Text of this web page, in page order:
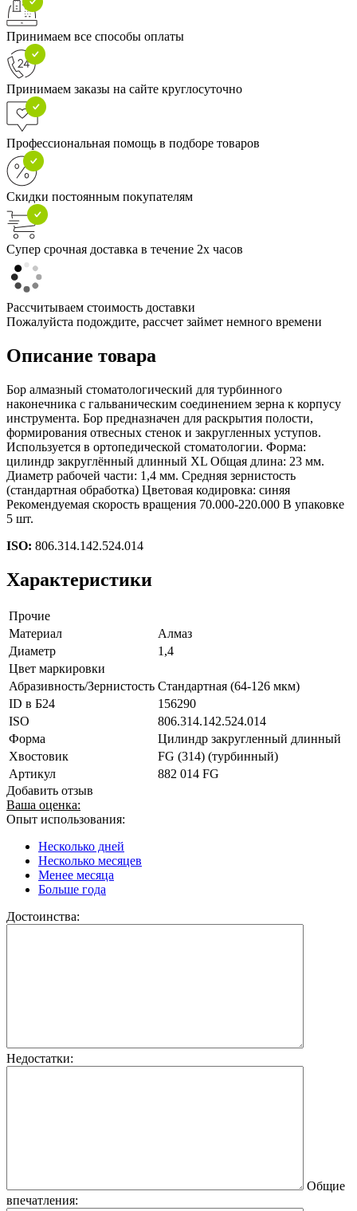
Принимаем все способы оплаты
Принимаем заказы на сайте круглосуточно
Профессиональная помощь в подборе товаров
Скидки постоянным покупателям
Супер срочная доставка в течение 2х часов
Рассчитываем стоимость доставки
Пожалуйста подождите, рассчет займет немного времени
Описание товара
Бор алмазный стоматологический для турбинного
наконечника с гальваническим соединением зерна к корпусу
инструмента. Бор предназначен для раскрытия полости,
формирования отвесных стенок и закругленных уступов.
Используется в ортопедической стоматологии. Форма:
цилиндр закруглённый длинный XL Общая длина: 23 мм.
Диаметр рабочей части: 1,4 мм. Средняя зернистость
(стандартная обработка) Цветовая кодировка: синяя
Рекомендуемая скорость вращения 70.000-220.000 В упаковке
5 шт.
ISO: 806.314.142.524.014
Характеристики
Прочие
Материал
Алмаз
Диаметр
1,4
Цвет маркировки
Абразивность/Зернистость Стандартная (64-126 мкм)
ID в Б24
156290
ISO
806.314.142.524.014
Форма
Цилиндр закругленный длинный
Хвостовик
FG (314) (турбинный)
Артикул
882 014 FG
Добавить отзыв
Ваша оценка:
Опыт использования:
Несколько дней
Несколько месяцев
Менее месяца
Больше года
Достоинства:
Недостатки:
Общие
впечатления: